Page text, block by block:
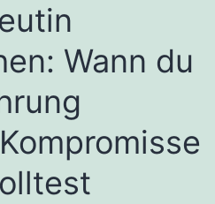
Wann du